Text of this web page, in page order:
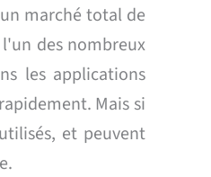
marché total de
des nombreux
les applications
Mais si
et peuvent